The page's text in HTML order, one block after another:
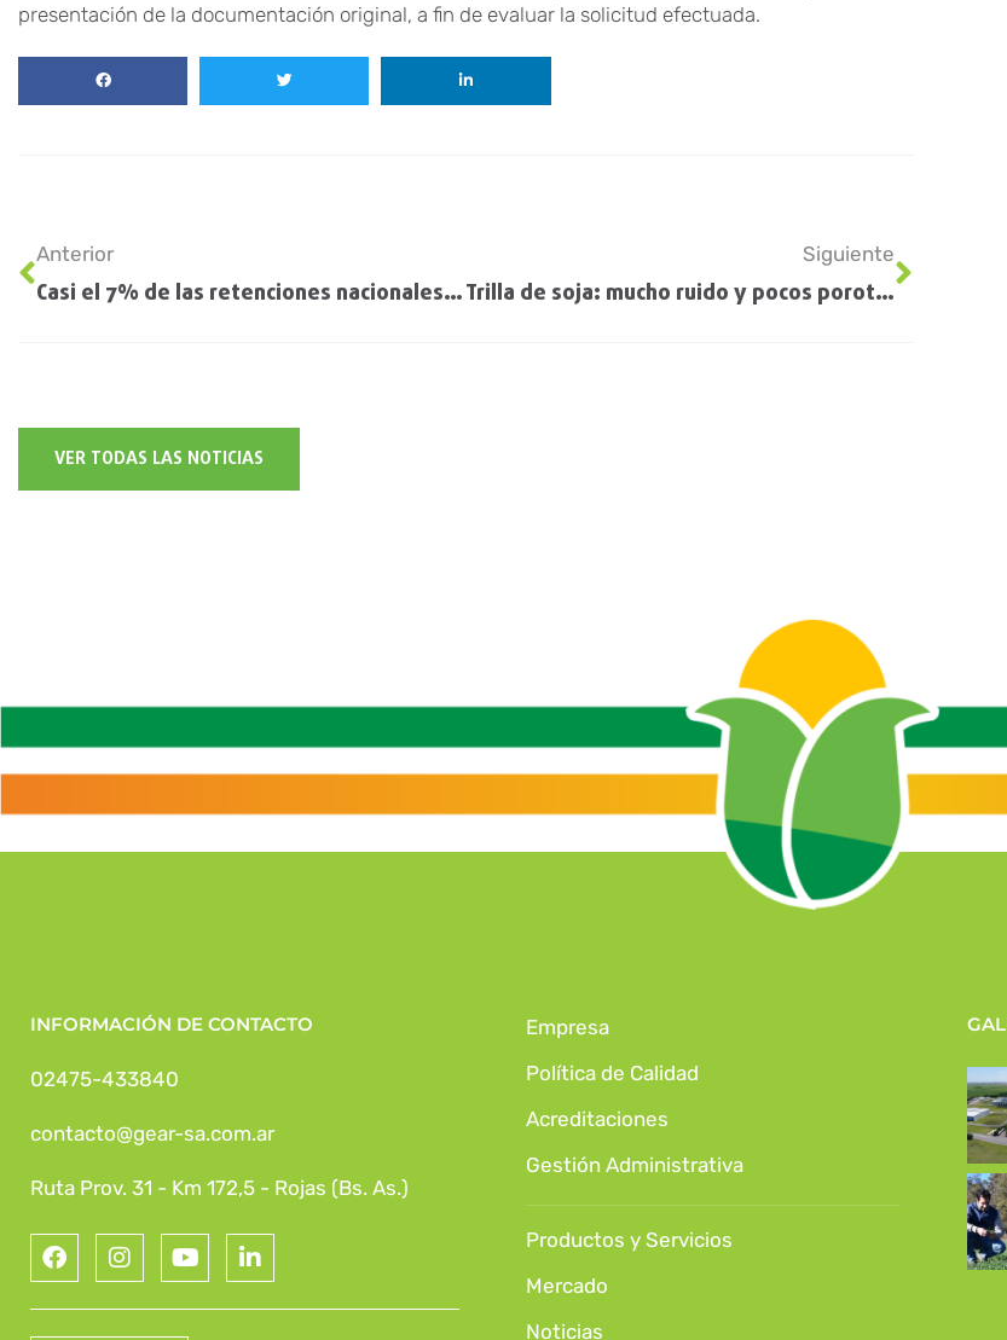
presentación de la documentación original, a fin de evaluar la solicitud efectuada.
Anterior
Casi el 7% de las retenciones nacionales las paga el centro norte santafesino
Siguiente
Trilla de soja: mucho ruido y pocos porotos
VER TODAS LAS NOTICIAS
INFORMACIÓN DE CONTACTO
02475-433840
contacto@gear-sa.com.ar
Ruta Prov. 31 - Km 172,5 - Rojas (Bs. As.)
Empresa
Política de Calidad
Acreditaciones
Gestión Administrativa
Productos y Servicios
Mercado
Noticias